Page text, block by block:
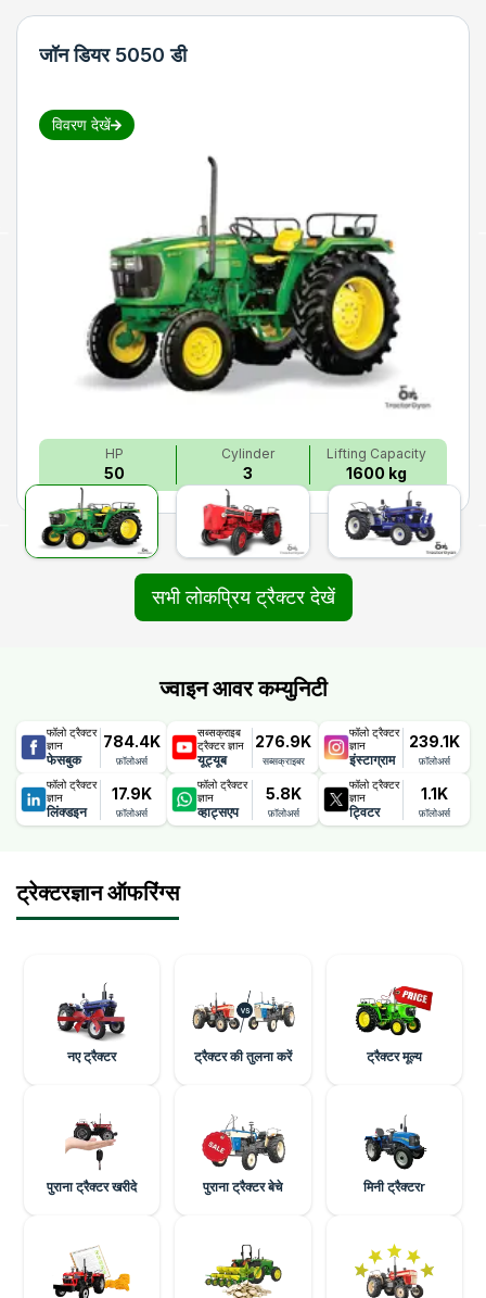
जॉन डियर 5050 डी
विवरण देखें
HP
50
Cylinder
3
Lifting Capacity
1600 kg
सभी लोकप्रिय ट्रैक्टर देखें
ज्वाइन आवर कम्युनिटी
फॉलो ट्रैक्टर
ज्ञान
फेसबुक
784.4K
फ़ॉलोअर्स
सब्सक्राइब
ट्रैक्टर ज्ञान
यूट्यूब
276.9K
सब्सक्राइबर
फॉलो ट्रैक्टर
ज्ञान
इंस्टाग्राम
239.1K
फ़ॉलोअर्स
फॉलो ट्रैक्टर
ज्ञान
लिंक्डइन
17.9K
फ़ॉलोअर्स
फॉलो ट्रैक्टर
ज्ञान
व्हाट्सएप
5.8K
फ़ॉलोअर्स
फॉलो ट्रैक्टर
ज्ञान
ट्विटर
1.1K
फ़ॉलोअर्स
ट्रेक्टरज्ञान ऑफरिंग्स
नए ट्रैक्टर ट्रैक्टर की तुलना करें ट्रैक्टर मूल्य
पुराना ट्रैक्टर खरीदे पुराना ट्रैक्टर बेचे मिनी ट्रैक्टरr